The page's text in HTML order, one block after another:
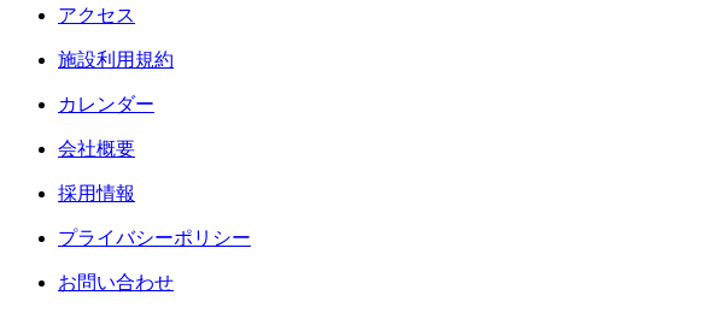
アクセス
施設利用規約
カレンダー
会社概要
採用情報
プライバシーポリシー
お問い合わせ